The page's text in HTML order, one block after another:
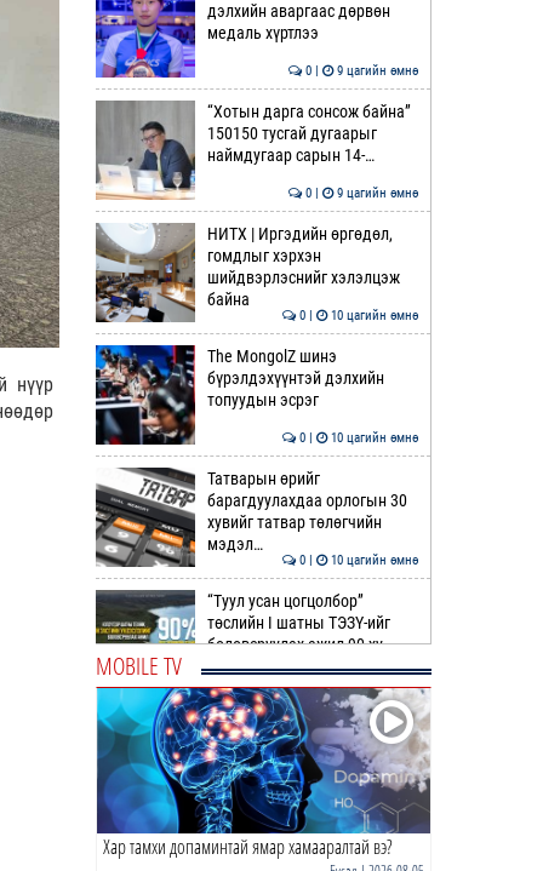
нүүр
дэлхийн аваргаас дөрвөн
медаль хүртлээ
0 | 9 цагийн өмнө
“Хотын дарга сонсож байна”
150150 тусгай дугаарыг
наймдугаар сарын 14-…
0 | 9 цагийн өмнө
НИТХ | Иргэдийн өргөдөл,
гомдлыг хэрхэн
шийдвэрлэснийг хэлэлцэж
байна
0 | 10 цагийн өмнө
The MongolZ шинэ
бүрэлдэхүүнтэй дэлхийн
топуудын эсрэг
0 | 10 цагийн өмнө
Татварын өрийг
барагдуулахдаа орлогын 30
хувийг татвар төлөгчийн
мэдэл…
0 | 10 цагийн өмнө
“Туул усан цогцолбор”
төслийн I шатны ТЭЗҮ-ийг
боловсруулах ажил 90 ху…
Нийслэлийн иргэдийн
Төлөөлөгчдийн Хурлын
Ээлжит VIII хуралдаан
эхэллээ
0 | 11 цагийн өмнө
ТОО | Гадаад валютын нөөц
MOBILE TV
Хар тамхи допаминтай ямар хамааралтай вэ?